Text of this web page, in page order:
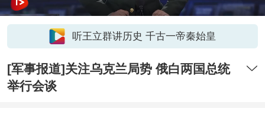
听王立群讲历史 千古一帝秦始皇
[军事报道]关注乌克兰局势 俄白两国总统
举行会谈